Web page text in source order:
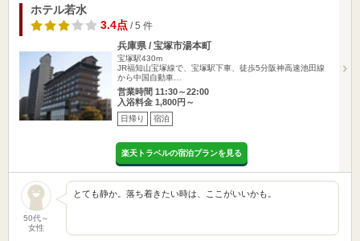
ホテル若水
3.4点 / 5 件
兵庫県 / 宝塚市湯本町
宝塚駅430m
JR福知山宝塚線で、宝塚駅下車、徒歩5分阪神高速池田線
から中国自動車…
営業時間 11:30～22:00
入浴料金 1,800円～
日帰り 宿泊
楽天トラベルの宿泊プランを見る
50代～
女性
とても静か。落ち着きたい時は、ここがいいかも。